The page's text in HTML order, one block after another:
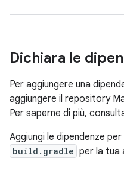
Dichiara le
Per aggiungere una
aggiungere il repository
Per saperne di più,
Aggiungi le dipendenze
build.gradle per la tua